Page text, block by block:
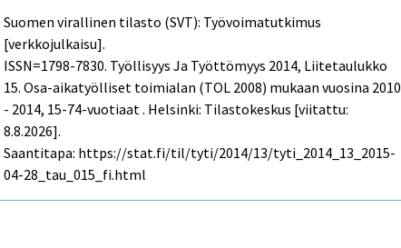
Suomen virallinen tilasto (SVT): Työvoimatutkimus
[verkkojulkaisu].
ISSN=1798-7830. Työllisyys Ja Työttömyys 2014, Liitetaulukko
15. Osa-aikatyölliset toimialan (TOL 2008) mukaan vuosina 2010
- 2014, 15-74-vuotiaat . Helsinki: Tilastokeskus [viitattu:
8.8.2026].
Saantitapa: https://stat.fi/til/tyti/2014/13/tyti_2014_13_2015-
04-28_tau_015_fi.html